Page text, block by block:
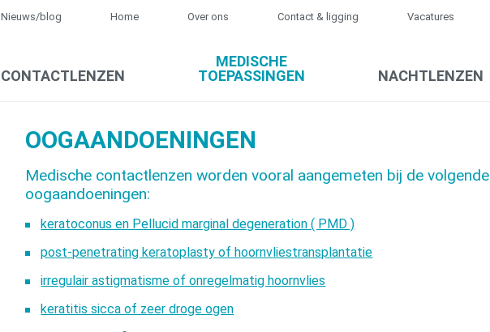
Nieuws/blog Home Over ons Contact & ligging Vacatures
CONTACTLENZEN
MEDISCHE
TOEPASSINGEN
NACHTLENZEN
OOGAANDOENINGEN
Medische contactlenzen worden vooral aangemeten bij de volgende
oogaandoeningen:
keratoconus en Pellucid marginal degeneration ( PMD )
post-penetrating keratoplasty of hoornvliestransplantatie
irregulair astigmatisme of onregelmatig hoornvlies
keratitis sicca of zeer droge ogen